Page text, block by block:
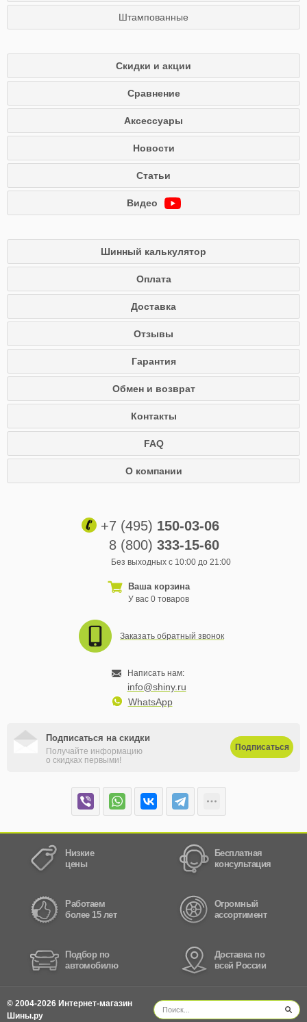
Штампованные
Скидки и акции
Сравнение
Аксессуары
Новости
Статьи
Видео
Шинный калькулятор
Оплата
Доставка
Отзывы
Гарантия
Обмен и возврат
Контакты
FAQ
О компании
+7 (495) 150-03-06
8 (800) 333-15-60
Без выходных с 10:00 до 21:00
Ваша корзина
У вас 0 товаров
Заказать обратный звонок
Написать нам:
info@shiny.ru
WhatsApp
Подписаться на скидки
Получайте информацию
о скидках первыми!
Подписаться
Низкие
цены
Бесплатная
консультация
Работаем
более 15 лет
Огромный
ассортимент
Подбор по
автомобилю
Доставка по
всей России
© 2004-2026 Интернет-магазин
Шины.ру